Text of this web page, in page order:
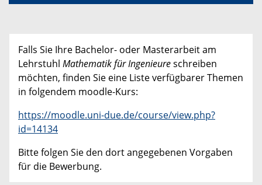
Falls Sie Ihre Bachelor- oder Masterarbeit am
Lehrstuhl Mathematik für Ingenieureschreiben
möchten, finden Sie eine Liste verfügbarer Themen
in folgendem moodle-Kurs:
https://moodle.uni-due.de/course/view.php?
id=14134
Bitte folgen Sie den dort angegebenen Vorgaben
für die Bewerbung.